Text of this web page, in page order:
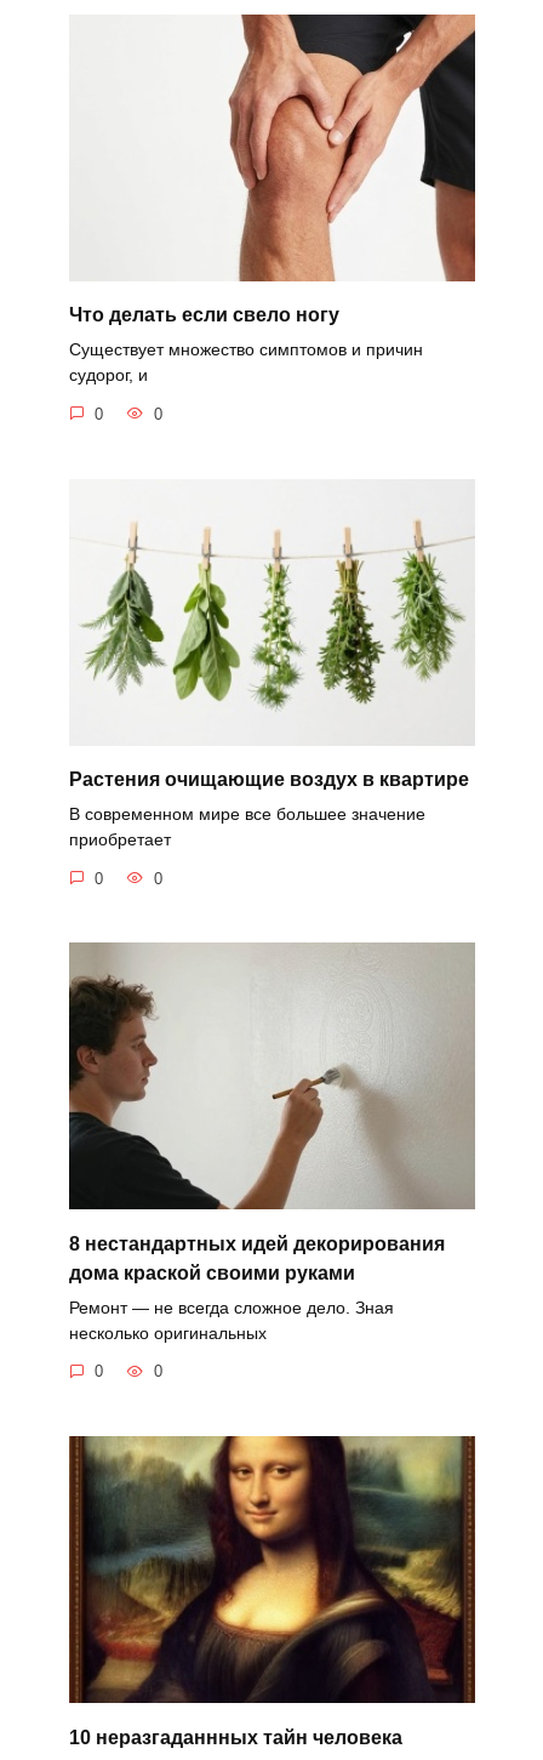
Что делать если свело ногу
Существует множество симптомов и причин
судорог, и
0 0
Растения очищающие воздух в квартире
В современном мире все большее значение
приобретает
0 0
8 нестандартных идей декорирования
дома краской своими руками
Ремонт — не всегда сложное дело. Зная
несколько оригинальных
0 0
10 неразгаданнных тайн человека